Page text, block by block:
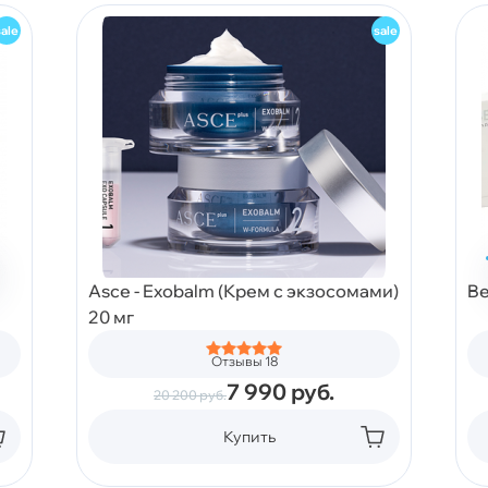
Asce - Exobalm (Крем с экзосомами)
20 мг
Отзывы 18
20 200руб.7 990 руб.
Купить